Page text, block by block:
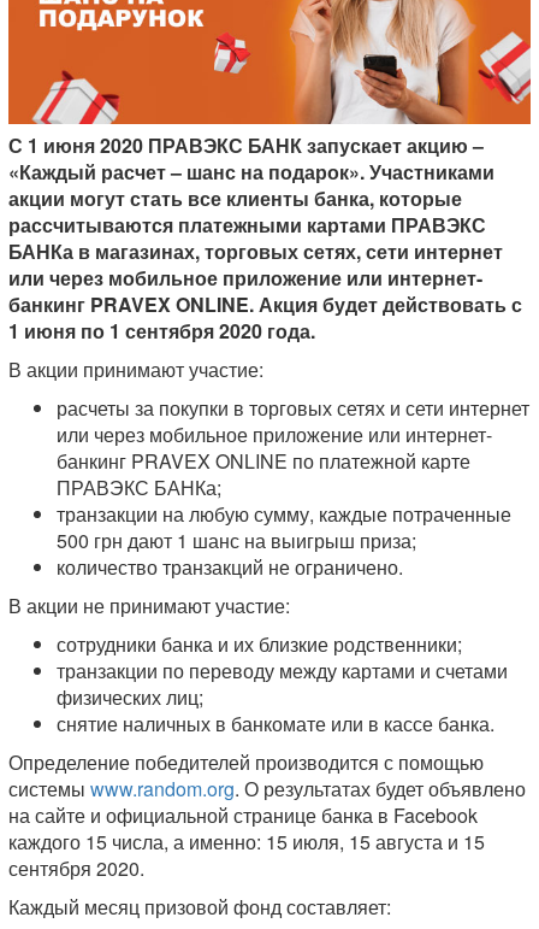
С 1 июня 2020 ПРАВЭКС БАНК запускает акцию –
«Каждый расчет – шанс на подарок». Участниками
акции могут стать все клиенты банка, которые
рассчитываются платежными картами ПРАВЭКС
БАНКа в магазинах, торговых сетях, сети интернет
или через мобильное приложение или интернет-
банкинг PRAVEX ONLINE. Акция будет действовать с
1 июня по 1 сентября 2020 года.
В акции принимают участие:
расчеты за покупки в торговых сетях и сети интернет
или через мобильное приложение или интернет-
банкинг PRAVEX ONLINE по платежной карте
ПРАВЭКС БАНКа;
транзакции на любую сумму, каждые потраченные
500 грн дают 1 шанс на выигрыш приза;
количество транзакций не ограничено.
В акции не принимают участие:
сотрудники банка и их близкие родственники;
транзакции по переводу между картами и счетами
физических лиц;
снятие наличных в банкомате или в кассе банка.
Определение победителей производится с помощью
системы www.random.org. О результатах будет объявлено
на сайте и официальной странице банка в Facebook
каждого 15 числа, а именно: 15 июля, 15 августа и 15
сентября 2020.
Каждый месяц призовой фонд составляет: